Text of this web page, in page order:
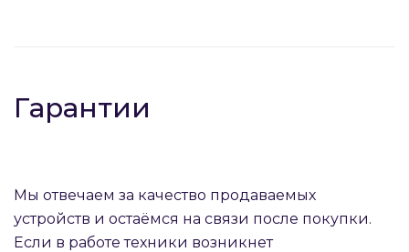
Гарантии
Мы отвечаем за качество продаваемых
устройств и остаёмся на связи после покупки.
Если в работе техники возникнет